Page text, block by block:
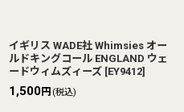
イギリス WADE社 Whimsies オー
ルドキングコール ENGLAND ウェ
ードウィムズィーズ [EY9412]
1,500円 (税込)